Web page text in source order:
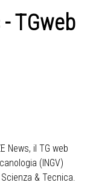
- TGweb
News, il TG web
(INGV)
& Tecnica.